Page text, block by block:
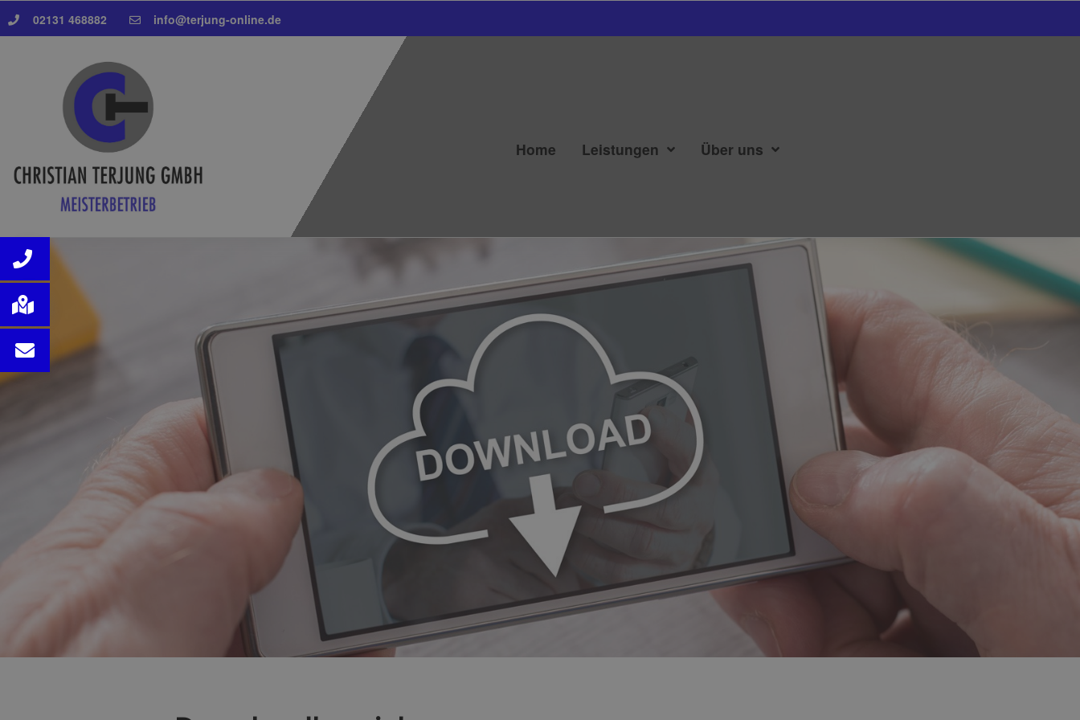
02131 468882 info@terjung-online.de
Home Leistungen Über uns